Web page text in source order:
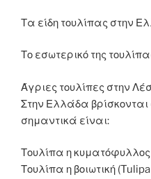
Τα είδη τουλίπας στην
Το εσωτερικό της
Άγριες τουλίπες στην
Στην Ελλάδα βρίσκονται
σημαντικά είναι:
Τουλίπα η
Τουλίπα η βοιωτική